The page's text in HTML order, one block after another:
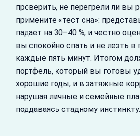
проверить, не перегрели ли вы
примените «тест сна»:
падает на 30–40 %, и честно
вы спокойно спать и не лезть в
каждые пять минут. Итогом
портфель, который вы готовы
хорошие годы, и в затяжные
нарушая личные и семейные
поддаваясь стадному инстинкту.